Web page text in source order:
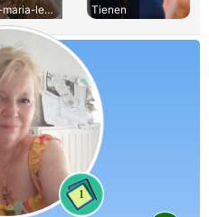
Bachte-maria-leern
Tienen
1